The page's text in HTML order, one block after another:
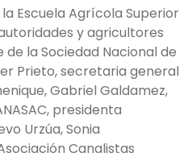
Escuela Agrícola Superior
y agricultores
la Sociedad Nacional de
Prieto, secretaria general
Gabriel Galdamez,
presidenta
Urzúa, Sonia
Canalistas